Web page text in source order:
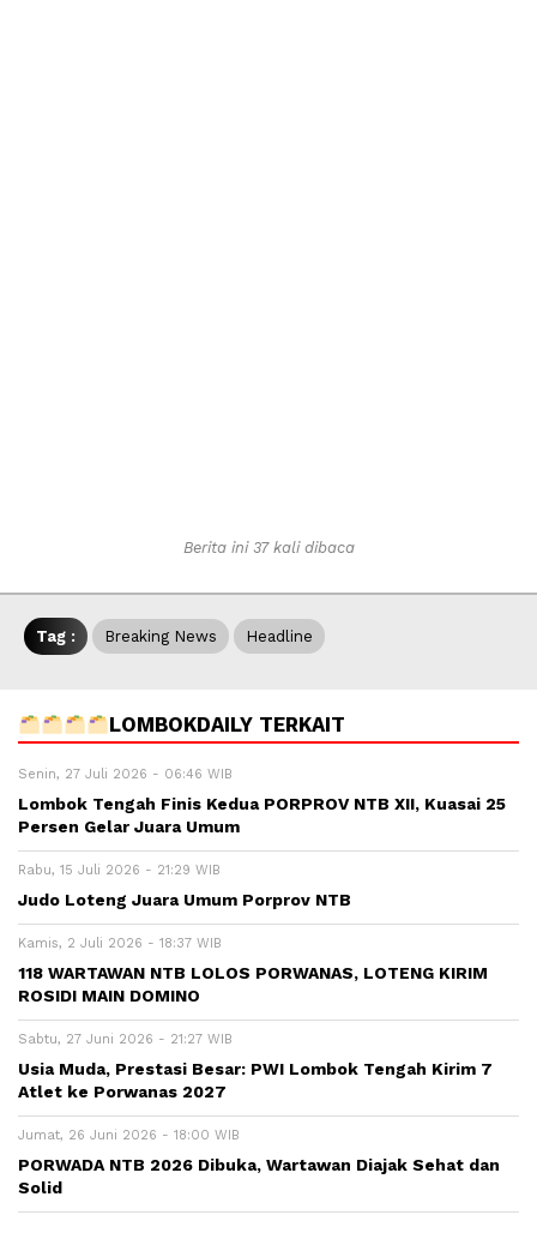
Berita ini 37 kali dibaca
Tag : Breaking News Headline
LOMBOKDAILY TERKAIT
Senin, 27 Juli 2026 - 06:46 WIB
Lombok Tengah Finis Kedua PORPROV NTB XII, Kuasai 25
Persen Gelar Juara Umum
Rabu, 15 Juli 2026 - 21:29 WIB
Judo Loteng Juara Umum Porprov NTB
Kamis, 2 Juli 2026 - 18:37 WIB
118 WARTAWAN NTB LOLOS PORWANAS, LOTENG KIRIM
ROSIDI MAIN DOMINO
Sabtu, 27 Juni 2026 - 21:27 WIB
Usia Muda, Prestasi Besar: PWI Lombok Tengah Kirim 7
Atlet ke Porwanas 2027
Jumat, 26 Juni 2026 - 18:00 WIB
PORWADA NTB 2026 Dibuka, Wartawan Diajak Sehat dan
Solid